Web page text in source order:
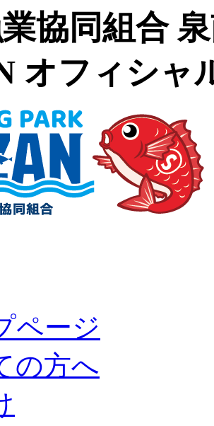
協同組合
オフィシャ
ページ
の方へ